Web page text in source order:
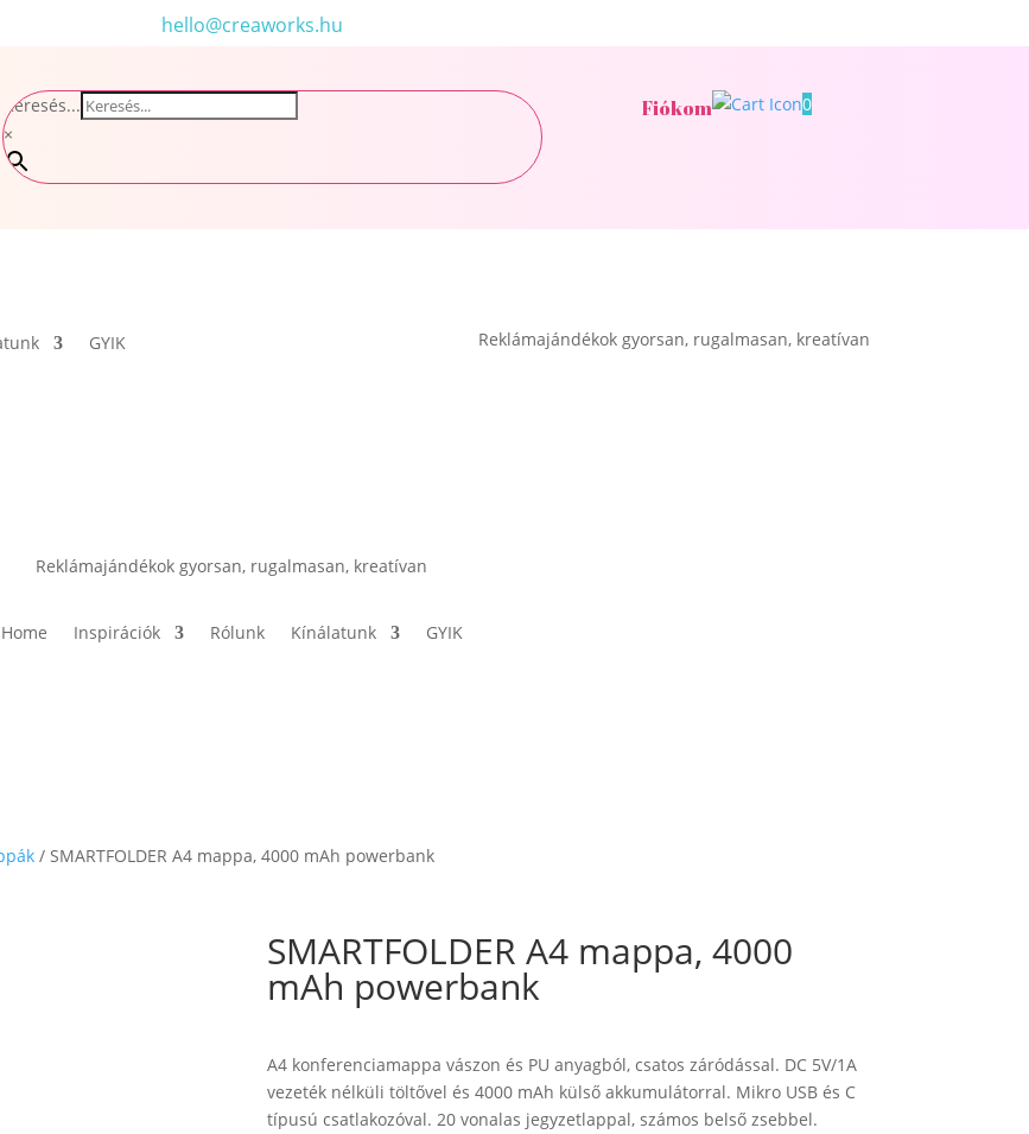
hello@creaworks.hu
Keresés...
×
Fiókom 0
GYIK Reklámajándékok gyorsan, rugalmasan, kreatívan
Reklámajándékok gyorsan, rugalmasan, kreatívan
Home Inspirációk Rólunk Kínálatunk GYIK
/ SMARTFOLDER A4 mappa, 4000 mAh powerbank
SMARTFOLDER A4 mappa, 4000
mAh powerbank
A4 konferenciamappa vászon és PU anyagból, csatos záródással. DC 5V/1A
vezeték nélküli töltővel és 4000 mAh külső akkumulátorral. Mikro USB és C
típusú csatlakozóval. 20 vonalas jegyzetlappal, számos belső zsebbel.